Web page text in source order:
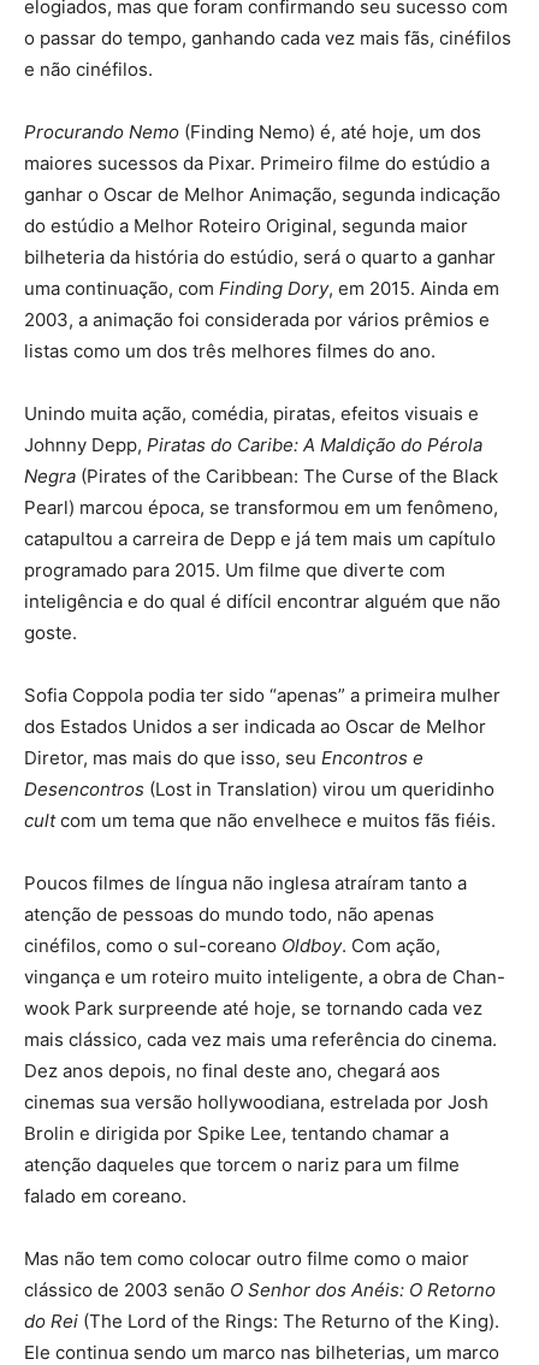
elogiados, mas que foram confirmando seu sucesso com
o passar do tempo, ganhando cada vez mais fãs, cinéfilos
e não cinéfilos.
Procurando Nemo (Finding Nemo) é, até hoje, um dos
maiores sucessos da Pixar. Primeiro filme do estúdio a
ganhar o Oscar de Melhor Animação, segunda indicação
do estúdio a Melhor Roteiro Original, segunda maior
bilheteria da história do estúdio, será o quarto a ganhar
uma continuação, com Finding Dory, em 2015. Ainda em
2003, a animação foi considerada por vários prêmios e
listas como um dos três melhores filmes do ano.
Unindo muita ação, comédia, piratas, efeitos visuais e
Johnny Depp, Piratas do Caribe: A Maldição do Pérola
Negra (Pirates of the Caribbean: The Curse of the Black
Pearl) marcou época, se transformou em um fenômeno,
catapultou a carreira de Depp e já tem mais um capítulo
programado para 2015. Um filme que diverte com
inteligência e do qual é difícil encontrar alguém que não
goste.
Sofia Coppola podia ter sido “apenas” a primeira mulher
dos Estados Unidos a ser indicada ao Oscar de Melhor
Diretor, mas mais do que isso, seu Encontros e
Desencontros (Lost in Translation) virou um queridinho
cultcom um tema que não envelhece e muitos fãs fiéis.
Poucos filmes de língua não inglesa atraíram tanto a
atenção de pessoas do mundo todo, não apenas
cinéfilos, como o sul-coreano Oldboy. Com ação,
vingança e um roteiro muito inteligente, a obra de Chan-
wook Park surpreende até hoje, se tornando cada vez
mais clássico, cada vez mais uma referência do cinema.
Dez anos depois, no final deste ano, chegará aos
cinemas sua versão hollywoodiana, estrelada por Josh
Brolin e dirigida por Spike Lee, tentando chamar a
atenção daqueles que torcem o nariz para um filme
falado em coreano.
Mas não tem como colocar outro filme como o maior
clássico de 2003 senão O Senhor dos Anéis: O Retorno
do Rei (The Lord of the Rings: The Returno of the King).
Ele continua sendo um marco nas bilheterias, um marco